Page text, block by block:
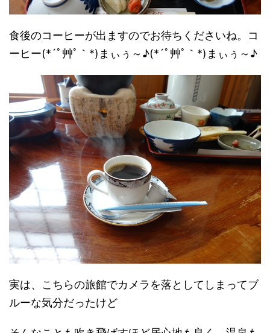
食後のコーヒーが出ますのでお待ちくださいね。コ
ーヒー(*´ﾟ艸ﾟ｀*)まぃぅ～♪(*´ﾟ艸ﾟ｀*)まぃぅ～♪
実は、こちらの旅館でカメラを落としてしまってブ
ルーな気分だったけど